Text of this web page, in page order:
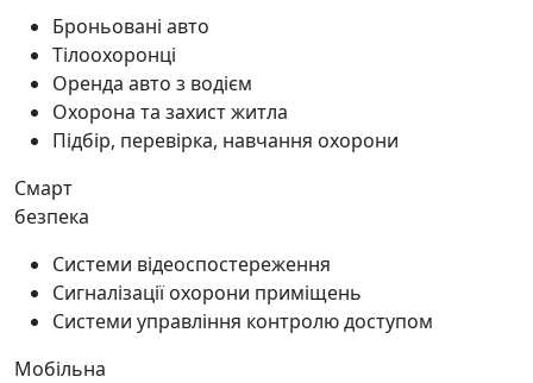
Броньовані авто
Тілоохоронці
Оренда авто з водієм
Охорона та захист житла
Підбір, перевірка, навчання охорони
Смарт
безпека
Системи відеоспостереження
Сигналізації охорони приміщень
Системи управління контролю доступом
Мобільна